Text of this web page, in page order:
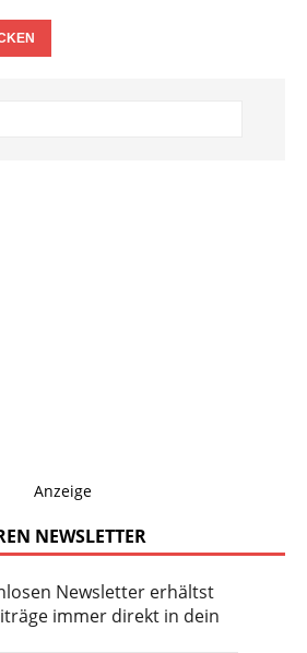
Anzeige
NEWSLETTER
Newsletter erhältst
immer direkt in dein